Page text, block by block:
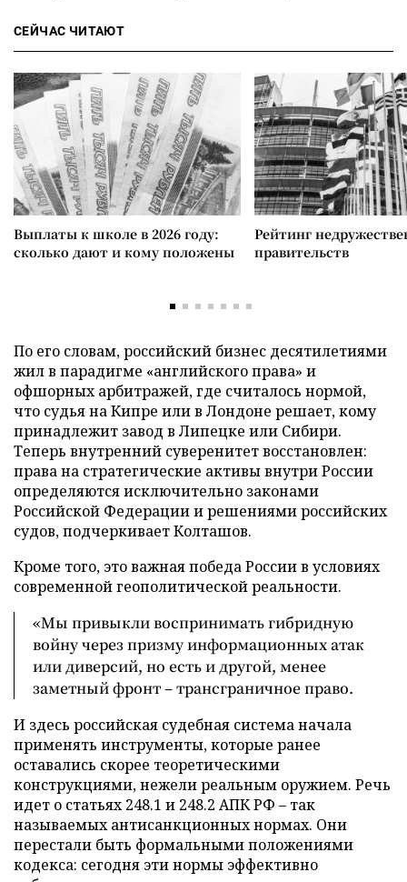
СЕЙЧАС ЧИТАЮТ
Выплаты к школе в 2026 году:
сколько дают и кому положены
Рейтинг
правительств
По его словам, российский бизнес десятилетиями
жил в парадигме «английского права» и
офшорных арбитражей, где считалось нормой,
что судья на Кипре или в Лондоне решает, кому
принадлежит завод в Липецке или Сибири.
Теперь внутренний суверенитет восстановлен:
права на стратегические активы внутри России
определяются исключительно законами
Российской Федерации и решениями российских
судов, подчеркивает Колташов.
Кроме того, это важная победа России в условиях
современной геополитической реальности.
«Мы привыкли воспринимать гибридную
войну через призму информационных атак
или диверсий, но есть и другой, менее
заметный фронт – трансграничное право.
И здесь российская судебная система начала
применять инструменты, которые ранее
оставались скорее теоретическими
конструкциями, нежели реальным оружием. Речь
идет о статьях 248.1 и 248.2 АПК РФ – так
называемых антисанкционных нормах. Они
перестали быть формальными положениями
кодекса: сегодня эти нормы эффективно